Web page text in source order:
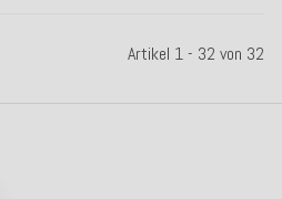
Artikel 1 - 32 von 32